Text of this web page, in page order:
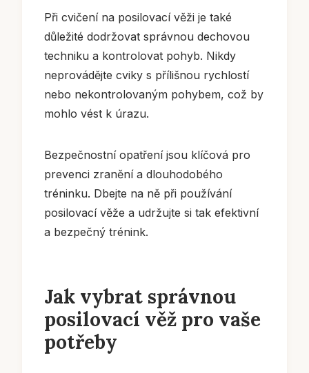
Při cvičení na posilovací věži je také
důležité dodržovat správnou dechovou
techniku a kontrolovat pohyb. Nikdy
neprovádějte cviky s přílišnou rychlostí
nebo nekontrolovaným pohybem, což by
mohlo vést k úrazu.
Bezpečnostní opatření jsou klíčová pro
prevenci zranění a dlouhodobého
tréninku. Dbejte na ně při používání
posilovací věže a udržujte si tak efektivní
a bezpečný trénink.
Jak vybrat správnou
posilovací věž pro vaše
potřeby